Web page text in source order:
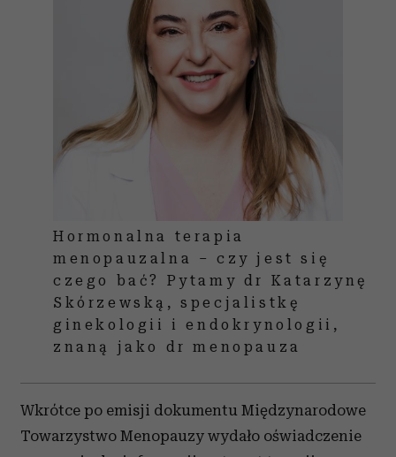
Hormonalna terapia
menopauzalna – czy jest się
czego bać? Pytamy dr Katarzynę
Skórzewską, specjalistkę
ginekologii i endokrynologii,
znaną jako dr menopauza
Wkrótce po emisji dokumentu Międzynarodowe
Towarzystwo Menopauzy wydało oświadczenie